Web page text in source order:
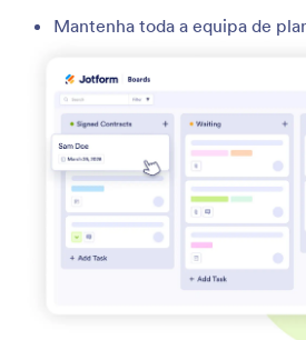
Mantenha toda a equipa de